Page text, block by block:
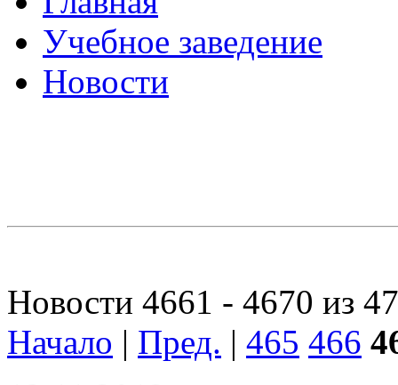
Учебное заведение
Новости
Новости 4661 - 4670 из
Начало | Пред. | 465 466